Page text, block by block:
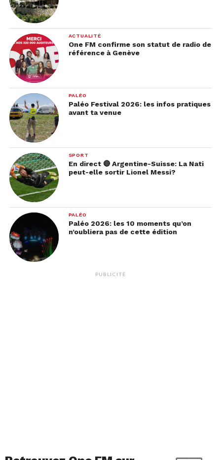
Parce qu’on espère.
Parce qu’on veut que ça marche.
Parce qu’on a peur d’être “trop exigeant·e”.
Mais être exigeant·e, c’est juste se respecter.
💔 En bref
Les red flags ne sont pas là pour te faire flipper.
Ils sont là pour te protéger.
Ton futur toi te remerciera d’avoir écouté ton
intuition ❤️‍🩹
Généré avec I.A.
ACTUALITÉ
One FM confirme son statut de radio de
référence à Genève
PALÉO
Paléo Festival 2026: les infos pratiques
avant ta venue
SPORT
En direct 🔴 Argentine-Suisse: La Nati
peut-elle sortir Lionel Messi?
PALÉO
Paléo 2026: les 10 moments qu’on
n’oubliera pas de cette édition
PUBLICITÉ